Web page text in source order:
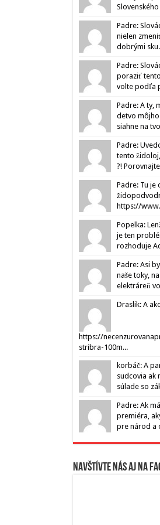
Slovenského
Padre:
nielen
dobrými
Padre:
poraziť
volte podľa
Padre: A ty,
detvo
siahne na
Padre:
tento
?!
Padre: Tu je
https://
Popelka:
je ten
rozhoduje
Padre: Asi
naše toky,
elektráreň
Draslik: A
https://
stribra-100m...
korbáč: A
sudcovia ak
súlade so
Padre: Ak
premiéra,
pre národ a
Navštívte nás aj na